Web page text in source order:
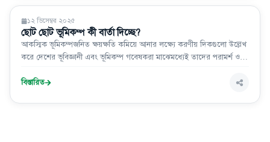
রাজনীতি
১২ ডিসেম্বর ২০২৫
ছোট ছোট ভূমিকম্প কী বার্তা দিচ্ছে?
আকস্মিক ভূমিকম্পজনিত ক্ষয়ক্ষতি কমিয়ে আনার লক্ষ্যে করণীয় দিকগুলো উল্লেখ
করে দেশের ভূবিজ্ঞানী এবং ভূমিকম্প গবেষকরা মাঝেমধ্যেই তাদের পরামর্শ ও
বিস্তারিত